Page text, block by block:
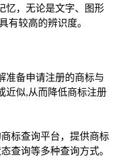
忆，无论是文字、图形
有较高的辨识度。
准备申请注册的商标与
近似,从而降低商标注册
标查询平台，提供商标
查询等多种查询方式。